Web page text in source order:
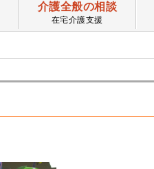
介護全般の相談
在宅介護支援